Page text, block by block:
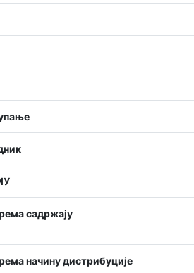
садржају
начину дистрибуције